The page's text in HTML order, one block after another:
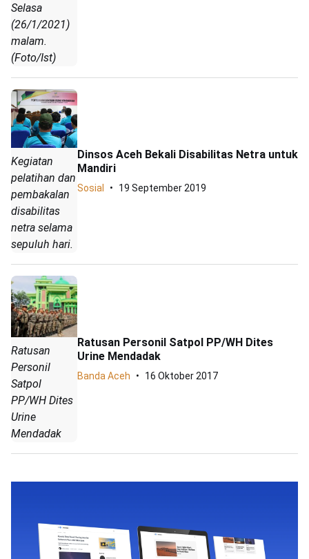
Selasa
(26/1/2021)
malam.
(Foto/Ist)
Kegiatan
pelatihan dan
pembakalan
disabilitas
netra selama
sepuluh hari.
Dinsos Aceh Bekali Disabilitas Netra untuk
Mandiri
Sosial 19 September 2019
Ratusan
Personil
Satpol
PP/WH Dites
Urine
Mendadak
Ratusan Personil Satpol PP/WH Dites
Urine Mendadak
Banda Aceh 16 Oktober 2017